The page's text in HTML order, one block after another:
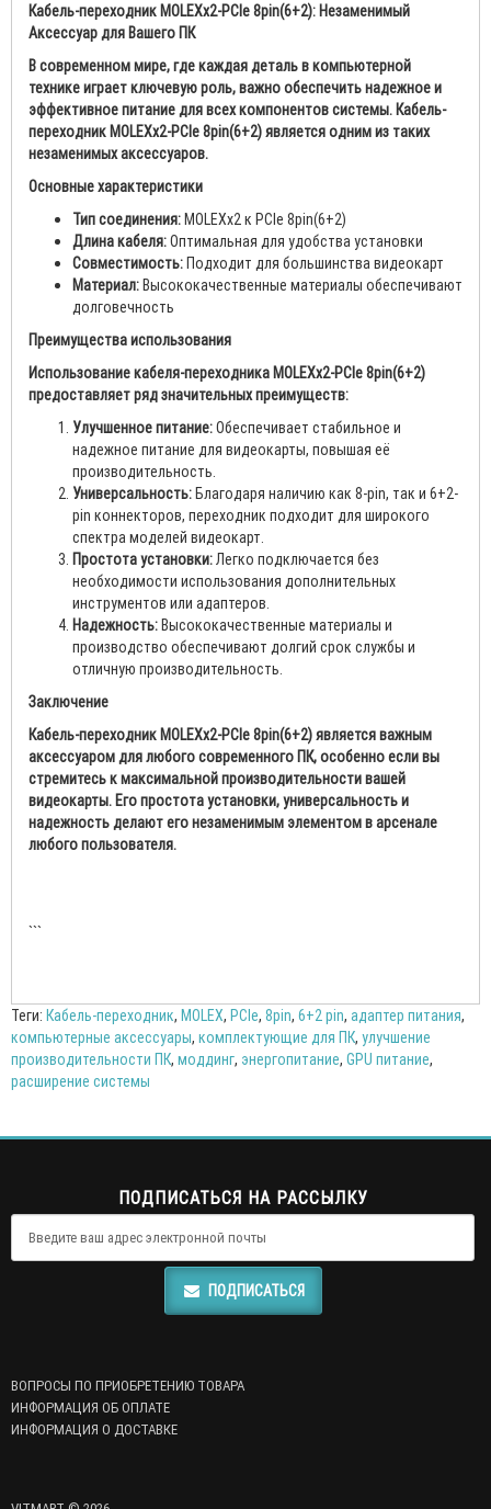
Кабель-переходник MOLEXх2-PCIe 8pin(6+2): Незаменимый
Аксессуар для Вашего ПК
В современном мире, где каждая деталь в компьютерной
технике играет ключевую роль, важно обеспечить надежное и
эффективное питание для всех компонентов системы. Кабель-
переходник MOLEXх2-PCIe 8pin(6+2) является одним из таких
незаменимых аксессуаров.
Основные характеристики
Тип соединения:MOLEXх2 к PCIe 8pin(6+2)
Длина кабеля:Оптимальная для удобства установки
Совместимость:Подходит для большинства видеокарт
Материал:Высококачественные материалы обеспечивают
долговечность
Преимущества использования
Использование кабеля-переходника MOLEXх2-PCIe 8pin(6+2)
предоставляет ряд значительных преимуществ:
Улучшенное питание:Обеспечивает стабильное и
надежное питание для видеокарты, повышая её
производительность.
Универсальность:Благодаря наличию как 8-pin, так и 6+2-
pin коннекторов, переходник подходит для широкого
спектра моделей видеокарт.
Простота установки:Легко подключается без
необходимости использования дополнительных
инструментов или адаптеров.
Надежность:Высококачественные материалы и
производство обеспечивают долгий срок службы и
отличную производительность.
Заключение
Кабель-переходник MOLEXх2-PCIe 8pin(6+2) является важным
аксессуаром для любого современного ПК, особенно если вы
стремитесь к максимальной производительности вашей
видеокарты. Его простота установки, универсальность и
надежность делают его незаменимым элементом в арсенале
любого пользователя.
```
Теги: Кабель-переходник, MOLEX, PCIe, 8pin, 6+2 pin, адаптер питания,
компьютерные аксессуары, комплектующие для ПК, улучшение
производительности ПК, моддинг, энергопитание, GPU питание,
расширение системы
ПОДПИСАТЬСЯ НА РАССЫЛКУ
ПОДПИСАТЬСЯ
ВОПРОСЫ ПО ПРИОБРЕТЕНИЮ ТОВАРА
ИНФОРМАЦИЯ ОБ ОПЛАТЕ
ИНФОРМАЦИЯ О ДОСТАВКЕ